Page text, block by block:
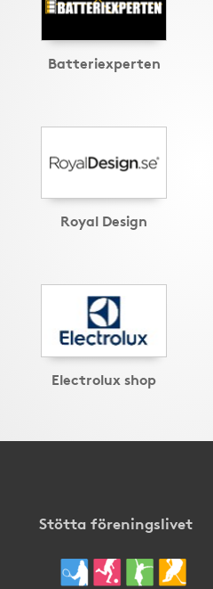
Batteriexperten
Royal Design
Electrolux shop
Stötta föreningslivet